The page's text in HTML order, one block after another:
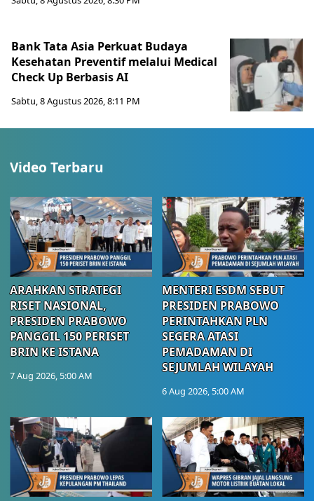
Bank Tata Asia Perkuat Budaya
Kesehatan Preventif melalui Medical
Check Up Berbasis AI
Sabtu, 8 Agustus 2026, 8:11 PM
Video Terbaru
ARAHKAN STRATEGI
RISET NASIONAL,
PRESIDEN PRABOWO
PANGGIL 150 PERISET
BRIN KE ISTANA
7 Aug 2026, 5:00 AM
MENTERI ESDM SEBUT
PRESIDEN PRABOWO
PERINTAHKAN PLN
SEGERA ATASI
PEMADAMAN DI
SEJUMLAH WILAYAH
6 Aug 2026, 5:00 AM